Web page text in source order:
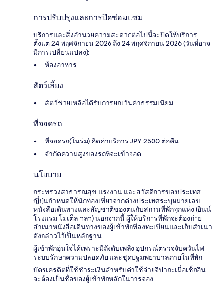
การปรับปรุงและการปิดซ่อมแซม
บริการและสิ่งอำนวยความสะดวกต่อไปนี้จะปิดให้บริการ
ตั้งแต่ 24 พฤศจิกายน 2026 ถึง 24 พฤศจิกายน 2026 (วันที่อาจ
มีการเปลี่ยนแปลง):
ห้องอาหาร
สัตว์เลี้ยง
สัตว์ช่วยเหลือได้รับการยกเว้นค่าธรรมเนียม
ที่จอดรถ
ที่จอดรถ(ในร่ม) คิดค่าบริการ JPY 2500 ต่อคืน
จำกัดความสูงของรถที่จะเข้าจอด
นโยบาย
กระทรวงสาธารณสุข แรงงาน และสวัสดิการของประเทศ
ญี่ปุ่นกำหนดให้นักท่องเที่ยวจากต่างประเทศระบุหมายเลข
หนังสือเดินทางและสัญชาติของตนกับสถานที่พักทุกแห่ง (อินน์
โรงแรม โมเต็ล ฯลฯ) นอกจากนี้ ผู้ให้บริการที่พักจะต้องถ่าย
สำเนาหนังสือเดินทางของผู้เข้าพักที่ลงทะเบียนและเก็บสำเนา
ดังกล่าวไว้เป็นหลักฐาน
ผู้เข้าพักอุ่นใจได้เพราะมีถังดับเพลิง อุปกรณ์ตรวจจับควันไฟ
ระบบรักษาความปลอดภัย และชุดปฐมพยาบาลภายในที่พัก
บัตรเครดิตที่ใช้ชำระเงินสำหรับค่าใช้จ่ายจิปาถะเมื่อเช็กอิน
จะต้องเป็นชื่อของผู้เข้าพักหลักในการจอง